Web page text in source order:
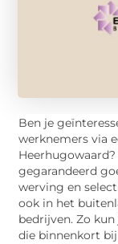
Ben je
werknemers via
gegarandeerd
werving en
ook in het
bedrijven. Zo
die binnenkort